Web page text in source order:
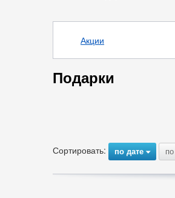
Акции
Подарки
Сортировать: по дате{